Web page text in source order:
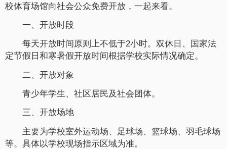
校体育场馆向社会公众免费开放，一起来看。
一、开放时段
每天开放时间原则上不低于2小时。双休日、国家法
定节假日和寒暑假开放时间根据学校实际情况确定。
二、开放对象
青少年学生、社区居民及社会团体。
三、开放场地
主要为学校室外运动场、足球场、篮球场、羽毛球场
等。具体以学校现场指示区域为准。